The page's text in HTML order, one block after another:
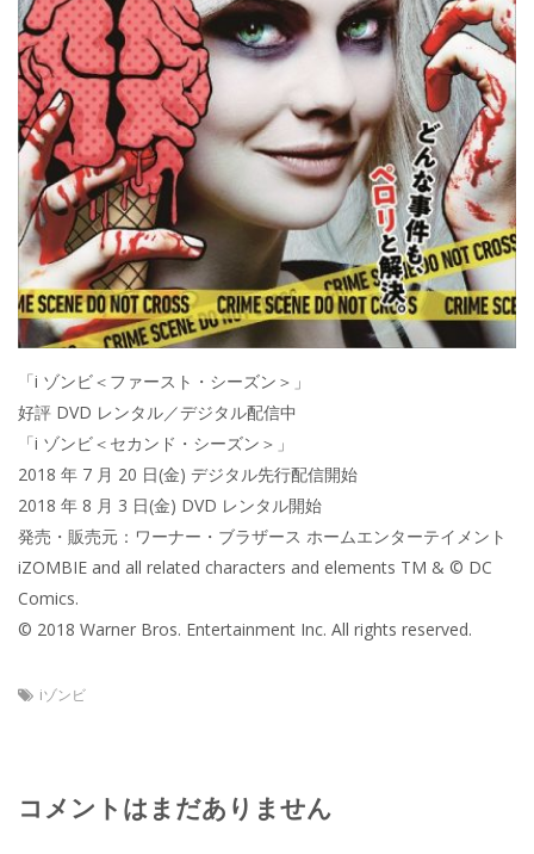
「i ゾンビ＜ファースト・シーズン＞」
好評 DVD レンタル／デジタル配信中
「i ゾンビ＜セカンド・シーズン＞」
2018 年 7 月 20 日(金) デジタル先行配信開始
2018 年 8 月 3 日(金) DVD レンタル開始
発売・販売元：ワーナー・ブラザース ホームエンターテイメント
iZOMBIE and all related characters and elements TM & © DC
Comics.
© 2018 Warner Bros. Entertainment Inc. All rights reserved.
iゾンビ
コメントはまだありません